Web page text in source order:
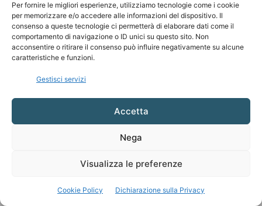
Per fornire le migliori esperienze, utilizziamo tecnologie come i cookie
per memorizzare e/o accedere alle informazioni del dispositivo. Il
consenso a queste tecnologie ci permetterà di elaborare dati come il
comportamento di navigazione o ID unici su questo sito. Non
acconsentire o ritirare il consenso può influire negativamente su alcune
caratteristiche e funzioni.
Gestisci servizi
Accetta
Nega
Visualizza le preferenze
Cookie Policy Dichiarazione sulla Privacy
SEGUICI